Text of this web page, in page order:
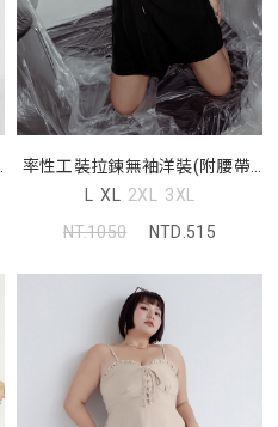
率性工裝拉鍊無袖洋裝(附腰帶)
MUA! 中大尺碼洋裝
L XL 2XL 3XL
NT.1050
NTD.515